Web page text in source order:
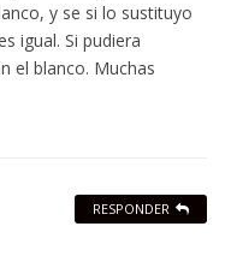
y se si lo sustituyo
igual. Si pudiera
el blanco. Muchas
RESPONDER